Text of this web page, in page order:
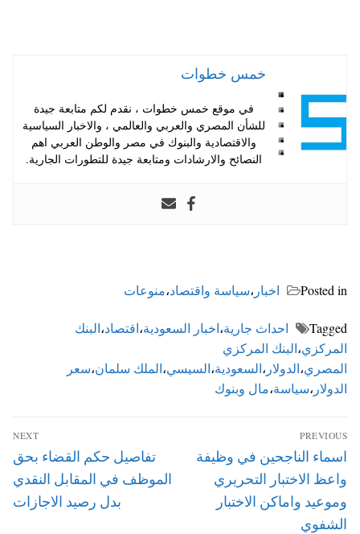
خمس خطوات
في موقع خمس خطوات ، نقدم لكم متابعة جيدة
للشأن المصري والعربي والعالمي ، والاخبار السياسية
والاقتصادية والبنوك في مصر والوطن العربي اهم
النصائح والارشادات ومتابعة جيدة للتطورات الجارية.
Posted in اخبار ،سياسة واقتصاد،منوعات
Tagged احداث جارية،اخبار السعودية،اقتصاد،البنك
المركزي،البنك المركزي
المصري،الدولار ،السعودية،السيسي،الملك سلمان،سعر
الدولار ،سياسة،مال وبنوك
تصفّح
المقالات
PREVIOUS
Previous
post:
اسماء الناجحين في وظيفة
واعظ الاختبار التحريري
وموعيد واماكن الاختبار
الشفوي
NEXT
Next
post:
تفاصيل حكم القضاء بحق
الموظف في المقابل النقدي
بدل رصيد الاجازات